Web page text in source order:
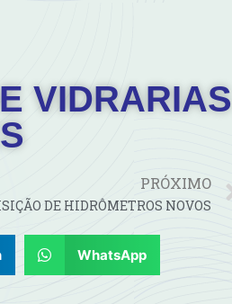
VIDRARIAS
PRÓXIMO
DE HIDRÔMETROS NOVOS
WhatsApp